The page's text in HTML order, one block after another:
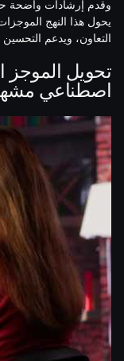
وقدم إرشادات واضحة
يحول هذا النهج
التعاون، ويدعم
تحويل الموجز
اصطناعي